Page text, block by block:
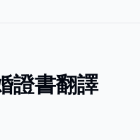
證書翻譯